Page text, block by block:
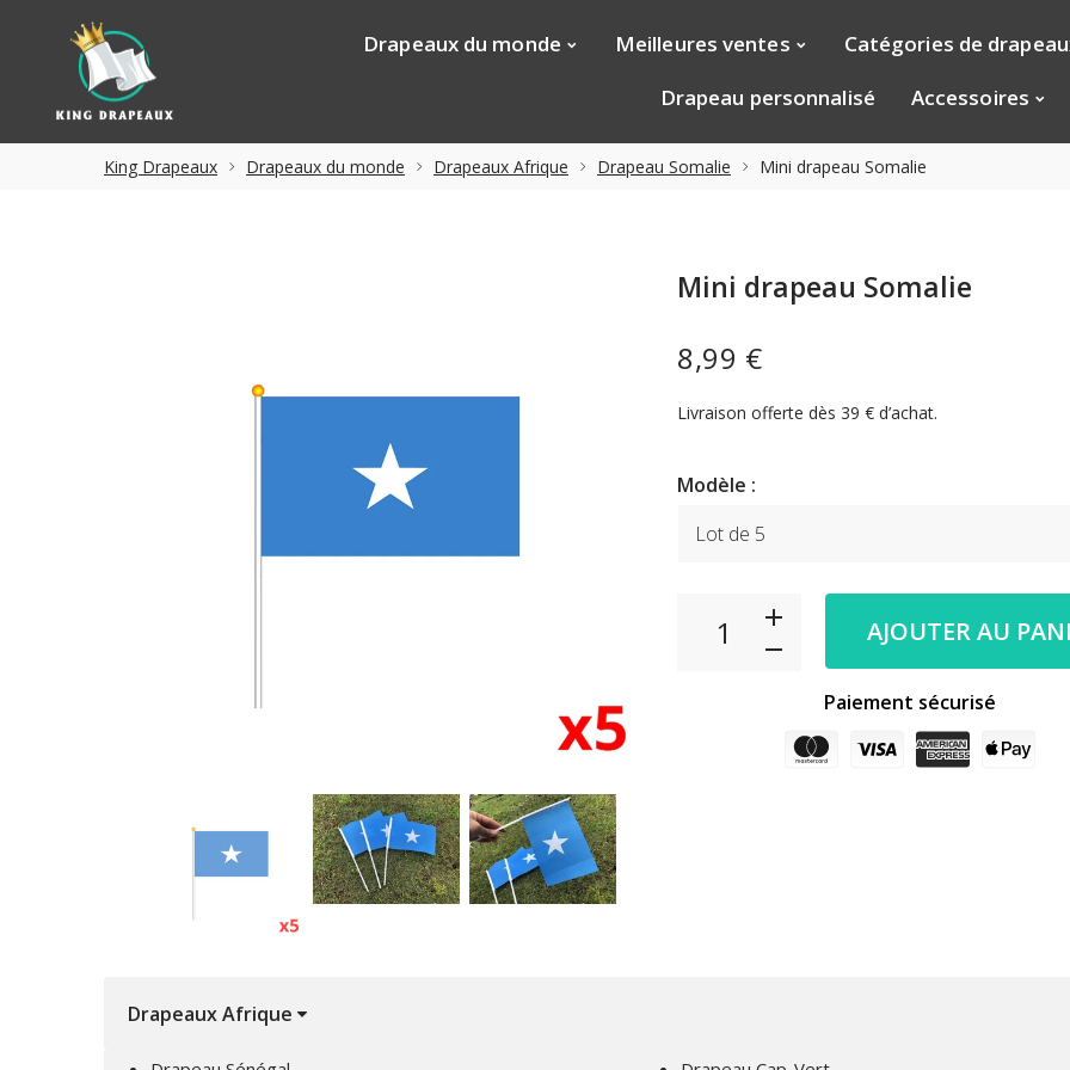
Drapeaux du monde Meilleures ventes Catégories de
Drapeau personnalisé
Accessoires
King Drapeaux Drapeaux du monde Drapeaux Afrique Drapeau Somalie Mini drapeau Somalie
8,99 €
Mini drapeau Somalie
Livraison offerte dès 39 € d’achat.
Modèle :
AJOUTER AU
Paiement sécurisé
Drapeaux Afrique